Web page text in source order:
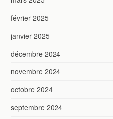
février 2025
janvier 2025
décembre 2024
novembre 2024
octobre 2024
septembre 2024